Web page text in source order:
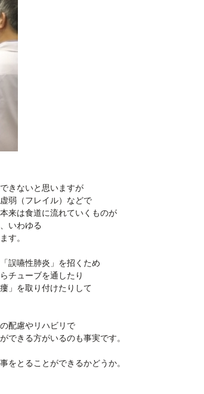
きないと思いますが
弱（フレイル）などで
来は食道に流れていくものが
いわゆる
す。
誤嚥性肺炎」を招くため
チューブを通したり
」を取り付けたりして
配慮やリハビリで
できる方がいるのも事実です。
をとることができるかどうか。